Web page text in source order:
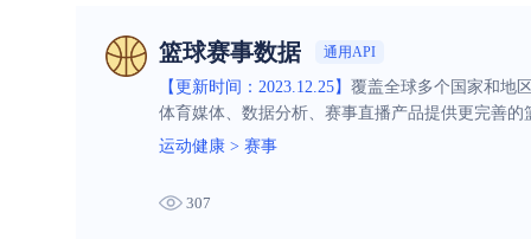
篮球赛事数据 通用API
【更新时间：2023.12.25】 覆盖全球多个国家和地
体育媒体、数据分析、赛事直播产品提供更完善的
运动健康 > 赛事
307